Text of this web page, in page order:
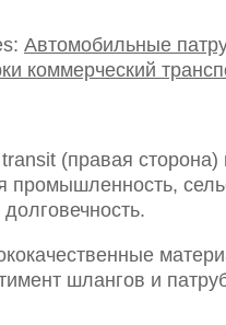
Автомобильные
коммерческий
(правая
шлангов и